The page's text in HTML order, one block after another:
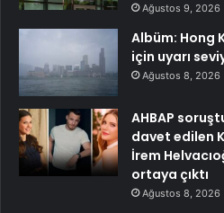
Ağustos 9, 2026
Albüm: Hong
için uyarı
Ağustos 8, 2026
AHBAP
davet edilen
İrem
ortaya çıktı
Ağustos 8, 2026